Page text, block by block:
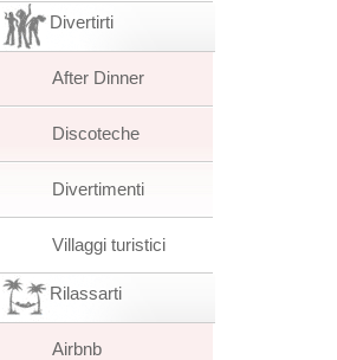
Divertirti
After Dinner
Discoteche
Divertimenti
Villaggi turistici
Rilassarti
Airbnb